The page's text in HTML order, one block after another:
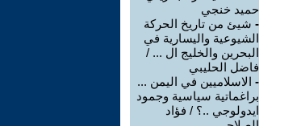
حميد خنجي
- شيئ من تاريخ الحركة
الشيوعية واليسارية في
البحرين والخليج ال ... /
فاضل الحليبي
- الاسلاميين في اليمن ...
براغماتية سياسية وجمود
ايدولوجي ..؟ / فؤاد